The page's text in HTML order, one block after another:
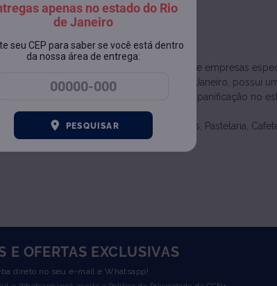
apenas no estado do Rio
de Janeiro
seu CEP para saber se você está dentro
da nossa área de entrega:
PESQUISAR
A CCN Distribuidora
a distribuidora faz parte de um grupo de empresas
centro geodésico do estado do Rio de Janeiro, possui
no estado; Maior distribuidora de panificação no
marcas.
Padaria, Restaurante, Pizzaria, Vinhos, Pastelaria,
E OFERTAS EXCLUSIVAS
direto no seu e-mail e Whatsapp!